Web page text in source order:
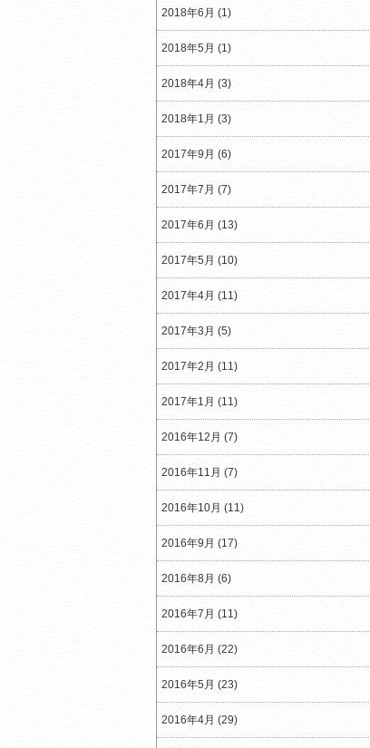
2018年6月 (1)
2018年5月 (1)
2018年4月 (3)
2018年1月 (3)
2017年9月 (6)
2017年7月 (7)
2017年6月 (13)
2017年5月 (10)
2017年4月 (11)
2017年3月 (5)
2017年2月 (11)
2017年1月 (11)
2016年12月 (7)
2016年11月 (7)
2016年10月 (11)
2016年9月 (17)
2016年8月 (6)
2016年7月 (11)
2016年6月 (22)
2016年5月 (23)
2016年4月 (29)